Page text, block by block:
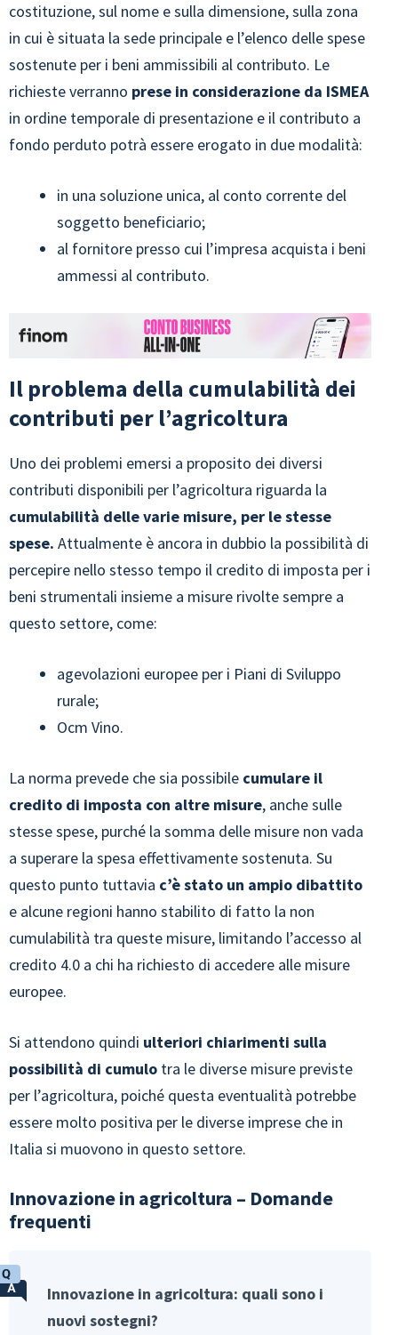
costituzione, sul nome e sulla dimensione, sulla zona
in cui è situata la sede principale e l’elenco delle spese
sostenute per i beni ammissibili al contributo. Le
richieste verranno prese in considerazione da ISMEA
in ordine temporale di presentazione e il contributo a
fondo perduto potrà essere erogato in due modalità:
in una soluzione unica, al conto corrente del
soggetto beneficiario;
al fornitore presso cui l’impresa acquista i beni
ammessi al contributo.
Il problema della cumulabilità dei
contributi per l’agricoltura
Uno dei problemi emersi a proposito dei diversi
contributi disponibili per l’agricoltura riguarda la
cumulabilità delle varie misure, per le stesse
spese. Attualmente è ancora in dubbio la possibilità di
percepire nello stesso tempo il credito di imposta per i
beni strumentali insieme a misure rivolte sempre a
questo settore, come:
agevolazioni europee per i Piani di Sviluppo
rurale;
Ocm Vino.
La norma prevede che sia possibile cumulare il
credito di imposta con altre misure, anche sulle
stesse spese, purché la somma delle misure non vada
a superare la spesa effettivamente sostenuta. Su
questo punto tuttavia c’è stato un ampio dibattito
e alcune regioni hanno stabilito di fatto la non
cumulabilità tra queste misure, limitando l’accesso al
credito 4.0 a chi ha richiesto di accedere alle misure
europee.
Si attendono quindi ulteriori chiarimenti sulla
possibilità di cumulo tra le diverse misure previste
per l’agricoltura, poiché questa eventualità potrebbe
essere molto positiva per le diverse imprese che in
Italia si muovono in questo settore.
Innovazione in agricoltura – Domande
frequenti
Innovazione in agricoltura: quali sono i
nuovi sostegni?